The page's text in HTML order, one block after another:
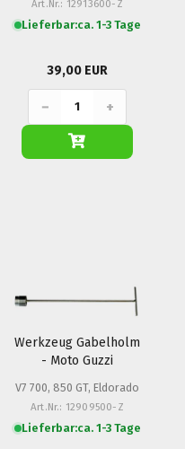
Art.Nr.: 12913600-Z
Lieferbar:ca. 1-3 Tage
39,00 EUR
− +
Werkzeug Gabelholm
- Moto Guzzi
V7 700, 850 GT, Eldorado
Art.Nr.: 12909500-Z
Lieferbar:ca. 1-3 Tage